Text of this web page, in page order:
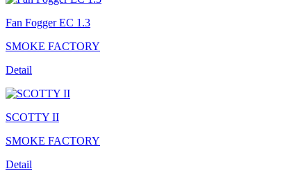
Fan Fogger EC 1.3
SMOKE FACTORY
Detail
SCOTTY II
SMOKE FACTORY
Detail